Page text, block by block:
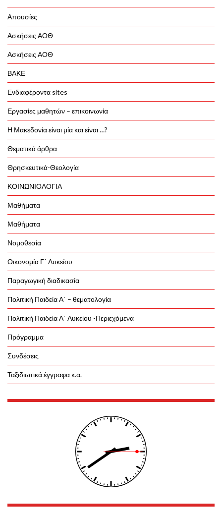
Απουσίες
Ασκήσεις ΑΟΘ
Ασκήσεις ΑΟΘ
ΒΑΚΕ
Ενδιαφέροντα sites
Εργασίες μαθητών – επικοινωνία
Η Μακεδονία είναι μία και είναι …?
Θεματικά άρθρα
Θρησκευτικά-Θεολογία
ΚΟΙΝΩΝΙΟΛΟΓΙΑ
Μαθήματα
Μαθήματα
Νομοθεσία
Οικονομία Γ΄ Λυκείου
Παραγωγική διαδικασία
Πολιτική Παιδεία Α΄ – θεματολογία
Πολιτική Παιδεία Α΄ Λυκείου -Περιεχόμενα
Πρόγραμμα
Συνδέσεις
Ταξιδιωτικά έγγραφα κ.α.